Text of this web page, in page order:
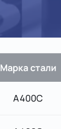
Марка стали
А400С